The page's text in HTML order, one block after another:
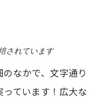
されています
なかで、文字通り
っています！広大な